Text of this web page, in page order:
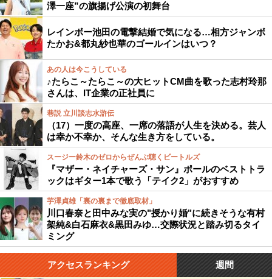
澤一座”の旗揚げ公演の初舞台
レインボー池田の電撃結婚で気になる…相方ジャンボ
たかお&都丸紗也華のゴールインはいつ？
あの人は今こうしている
♪たらこ～たらこ～の大ヒットCM曲を歌った志村玲那
さんは、IT企業の正社員に
巷説 立川談志水滸伝
（17）一度の高座、一席の落語が人生を決める。芸人
は幸か不幸か、そんな生き方をしている。
スージー鈴木のゼロからぜんぶ聴くビートルズ
『マザー・ネイチャーズ・サン』ポールのベストトラ
ックはギター1本で歌う「テイク2」がおすすめ
芋澤貞雄「裏の裏まで徹底取材」
川口春奈と田中みな実の"授かり婚"に続きそうな有村
架純&白石麻衣&黒田みゆ…交際状況と踏み切るタイ
ミング
アクセスランキング 週間